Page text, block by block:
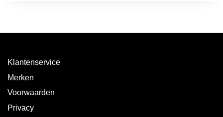
Klantenservice
Merken
Voorwaarden
Privacy